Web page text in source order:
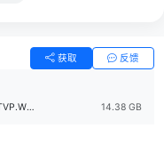
获取 反馈
[狼行者].Wolfwalkers.2020.2160p.ATVP.WEB-DL.H265.10bit.DDP5.1.Atmos-UBWEB.mkv
14.38 GB